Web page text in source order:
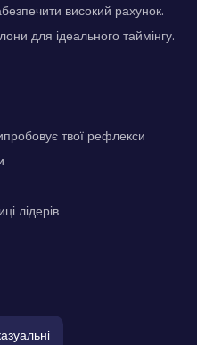
високий рахунок.
для ідеального таймінгу.
твої рефлекси
лідерів